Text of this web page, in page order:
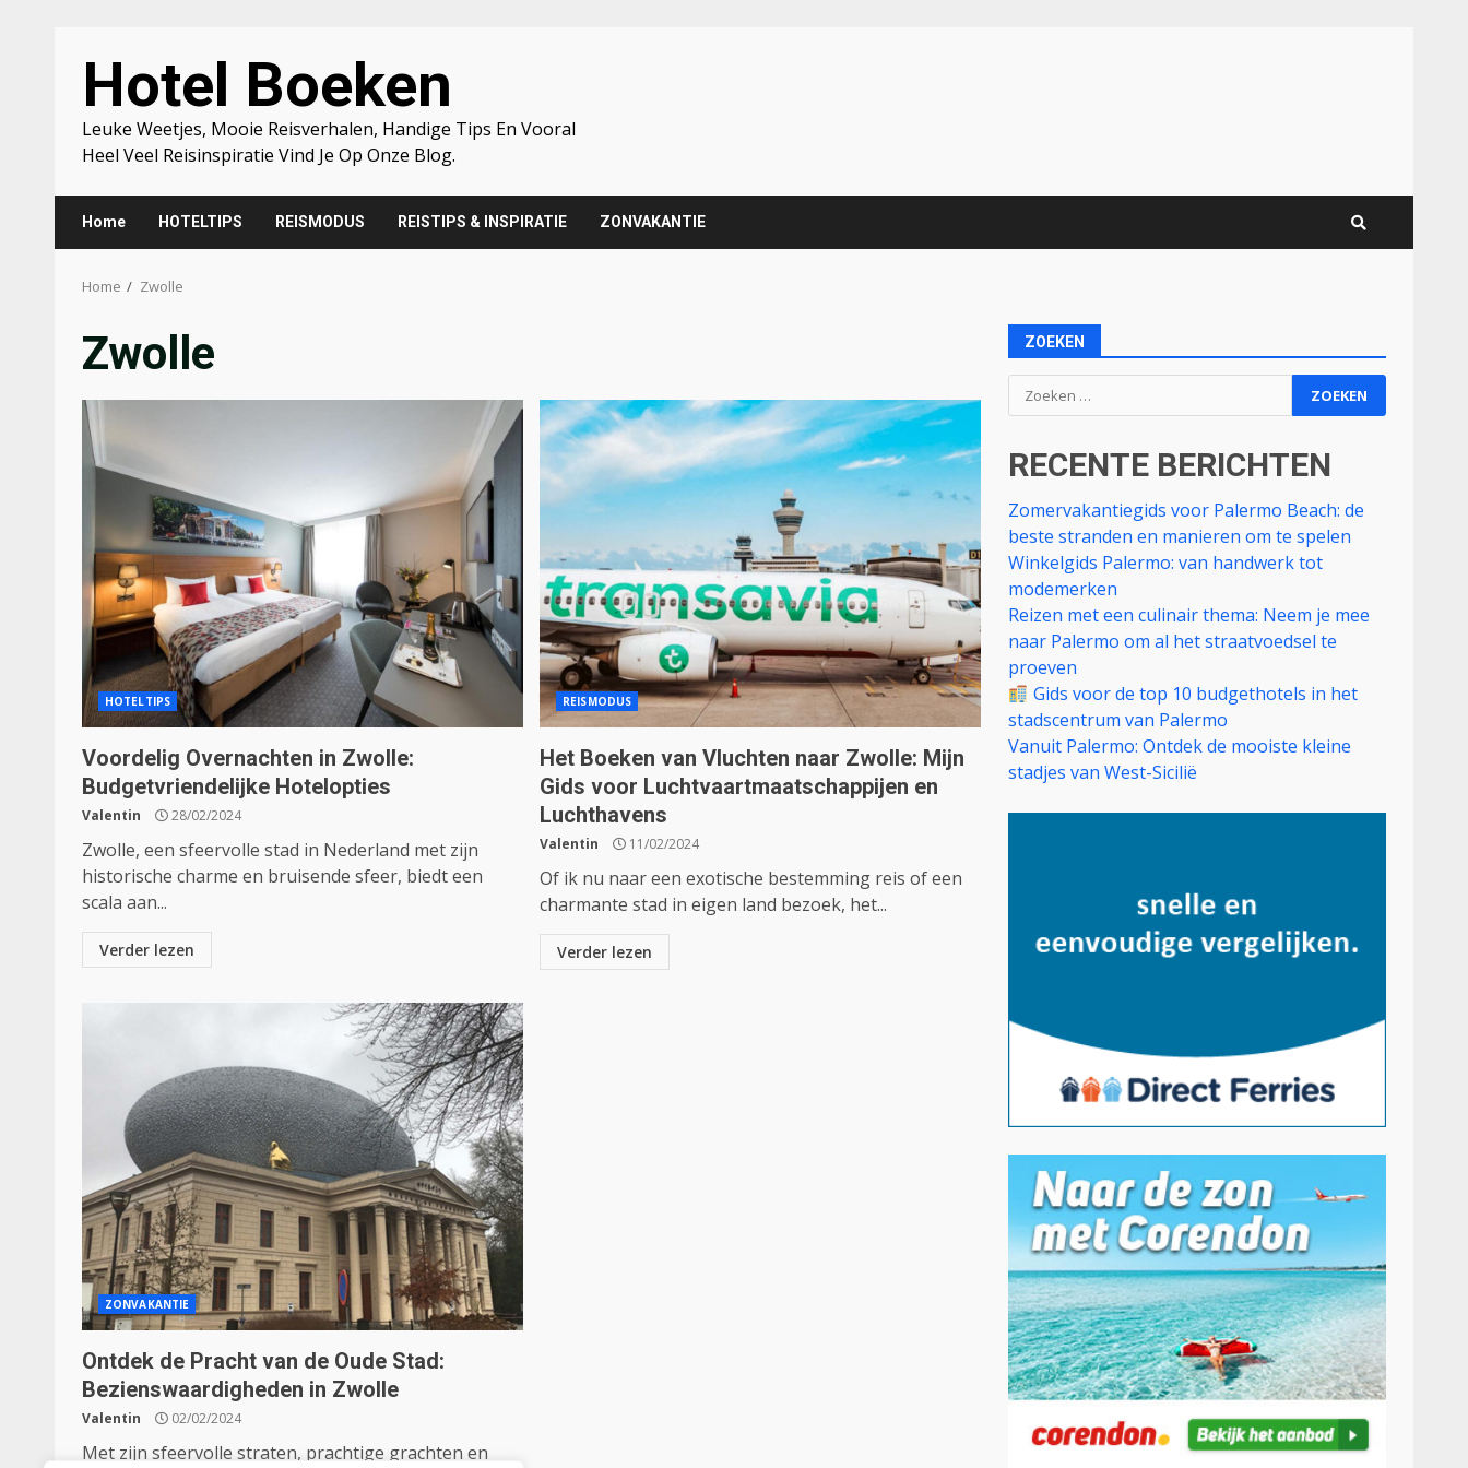
content
Hotel Boeken
Leuke Weetjes, Mooie Reisverhalen, Handige Tips En Vooral
Heel Veel Reisinspiratie Vind Je Op Onze Blog.
Home HOTELTIPS REISMODUS REISTIPS & INSPIRATIE ZONVAKANTIE
Home Zwolle
Zwolle
HOTELTIPS
Voordelig Overnachten in Zwolle:
Budgetvriendelijke Hotelopties
Valentin 28/02/2024
Zwolle, een sfeervolle stad in Nederland met zijn
historische charme en bruisende sfeer, biedt een
scala aan...
Verder lezen
REISMODUS
Het Boeken van Vluchten naar Zwolle: Mijn
Gids voor Luchtvaartmaatschappijen en
Luchthavens
Valentin 11/02/2024
Of ik nu naar een exotische bestemming reis of een
charmante stad in eigen land bezoek, het...
Verder lezen
ZONVAKANTIE
Ontdek de Pracht van de Oude Stad:
Bezienswaardigheden in Zwolle
Valentin 02/02/2024
Met zijn sfeervolle straten, prachtige grachten en
ZOEKEN
Zoeken
naar:
RECENTE BERICHTEN
Zomervakantiegids voor Palermo Beach: de
beste stranden en manieren om te spelen
Winkelgids Palermo: van handwerk tot
modemerken
Reizen met een culinair thema: Neem je mee
naar Palermo om al het straatvoedsel te
proeven
Gids voor de top 10 budgethotels in het
stadscentrum van Palermo
Vanuit Palermo: Ontdek de mooiste kleine
stadjes van West-Sicilië